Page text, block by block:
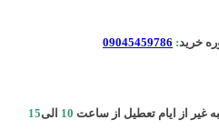
خرید:
09045459786
غیر از ایام تعطیل از ساعت 10 الی15